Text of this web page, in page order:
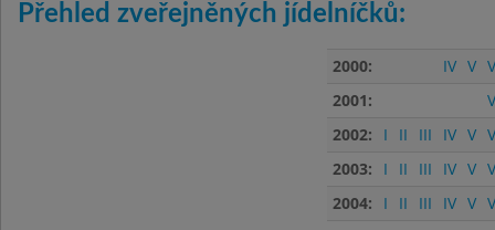
Přehled zveřejněných jídelníčků:
2000: IV V
2001:
2002:
I II III IV V
2003:
I II III IV V
2004:
I II III IV V